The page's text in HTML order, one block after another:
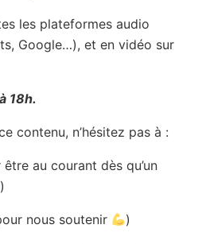
les plateformes audio
Google…), et en vidéo sur
18h.
contenu, n’hésitez pas à :
être au courant dès qu’un
)
nous soutenir )